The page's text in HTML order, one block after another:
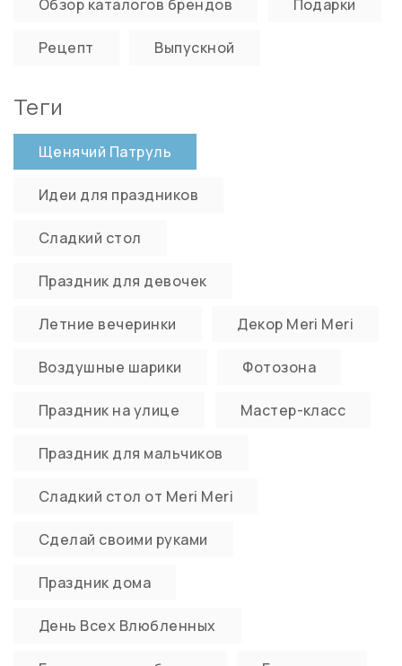
Обзор каталогов брендов Подарки
Рецепт Выпускной
Теги
Щенячий Патруль
Идеи для праздников
Сладкий стол
Праздник для девочек
Летние вечеринки Декор Meri Meri
Воздушные шарики Фотозона
Праздник на улице Мастер-класс
Праздник для мальчиков
Сладкий стол от Meri Meri
Сделай своими руками
Праздник дома
День Всех Влюбленных